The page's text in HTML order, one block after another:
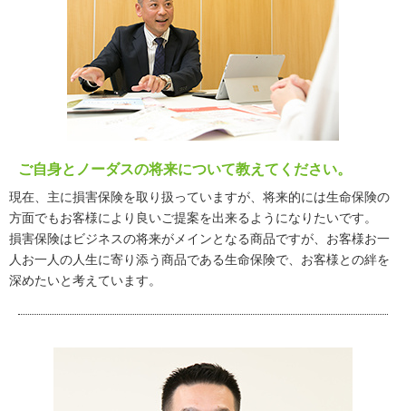
ご自身とノーダスの将来について教えてください。
現在、主に損害保険を取り扱っていますが、将来的には生命保険の
方面でもお客様により良いご提案を出来るようになりたいです。
損害保険はビジネスの将来がメインとなる商品ですが、お客様お一
人お一人の人生に寄り添う商品である生命保険で、お客様との絆を
深めたいと考えています。